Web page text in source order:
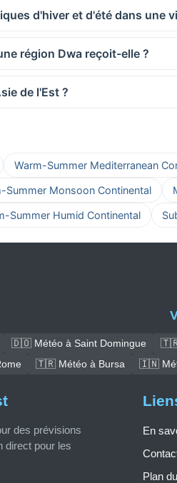
d'hiver et d'été dans une
région Dwa reçoit-elle ?
de l'Est ?
Warm-Summer Mediterranean
Summer Monsoon Continental
Summer Humid Continental
🇩🇴 Météo à Saint Domingue 🇹🇷
🇹🇷 Météo à Bursa 🇮🇳
des prévisions
direct pour les
En
Plan